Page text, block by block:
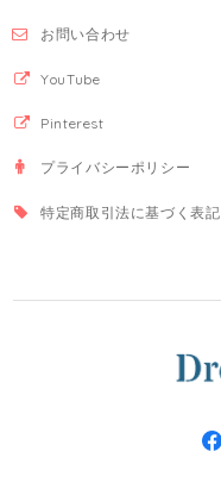
お問い合わせ
YouTube
Pinterest
プライバシーポリシー
特定商取引法に基づく表記